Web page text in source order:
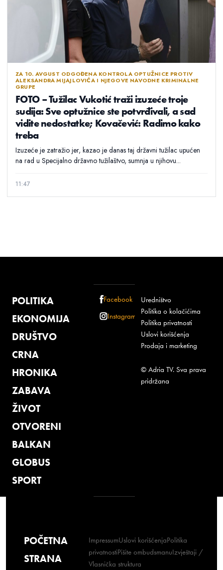
ZA 10. AVGUST ODGOĐENA KONTROLA OPTUŽNICE PROTIV
ALEKSANDRA MIJAJLOVIĆA I NJEGOVE NAVODNE KRIMINALNE
GRUPE
FOTO – Tužilac Vukotić traži izuzeće troje
sudija: Sve optužnice ste potvrđivali, a sad
vidite nedostatke; Kovačević: Radimo kako
treba
Izuzeće je zatražio jer, kazao je danas taj državni tužilac upućen
na rad u Specijalno državno tužilaštvo, sumnja u njihovu...
11:47
POLITIKA
EKONOMIJA
DRUŠTVO
CRNA
HRONIKA
ZABAVA
ŽIVOT
OTVORENI
BALKAN
GLOBUS
SPORT
Facebook
Instagram
Uredništvo
Politika o kolačićima
Politika privatnosti
Uslovi korišćenja
Prodaja i marketing
© Adria TV. Sva prava
pridržana
POČETNA
STRANA
ImpressumUslovi korišćenjaPolitika
privatnostiPišite ombudsmanuIzvještaji /
Vlasnička struktura